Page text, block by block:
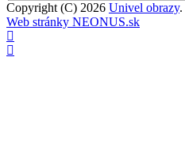
Copyright (C) 2026 Univel obrazy.
Web stránky NEONUS.sk